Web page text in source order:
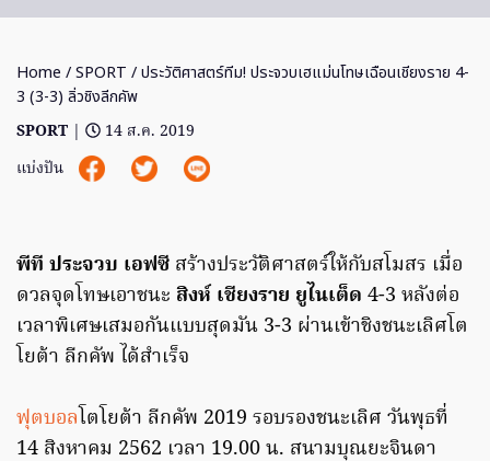
Home /SPORT / ประวัติศาสตร์ทีม! ประจวบเฮแม่นโทษเฉือนเชียงราย 4-
3 (3-3) ลิ่วชิงลีกคัพ
SPORT |
14 ส.ค. 2019
แบ่งปัน
พีที ประจวบ เอฟซี สร้างประวัติศาสตร์ให้กับสโมสร เมื่อ
ดวลจุดโทษเอาชนะ สิงห์ เชียงราย ยูไนเต็ด 4-3 หลังต่อ
เวลาพิเศษเสมอกันแบบสุดมัน 3-3 ผ่านเข้าชิงชนะเลิศโต
โยต้า ลีกคัพ ได้สำเร็จ
ฟุตบอลโตโยต้า ลีกคัพ 2019 รอบรองชนะเลิศ วันพุธที่
14 สิงหาคม 2562 เวลา 19.00 น. สนามบุณยะจินดา